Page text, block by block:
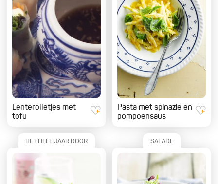
Lenterolletjes met
tofu
Pasta met spinazie en
pompoensaus
HET HELE JAAR DOOR SALADE